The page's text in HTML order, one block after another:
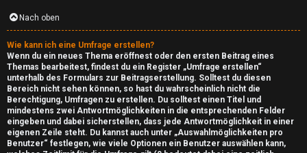
Nach oben
Wie kann ich eine Umfrage erstellen?
Wenn du ein neues Thema eröffnest oder den ersten Beitrag eines
Themas bearbeitest, findest du ein Register „Umfrage erstellen“
unterhalb des Formulars zur Beitragserstellung. Solltest du diesen
Bereich nicht sehen können, so hast du wahrscheinlich nicht die
Berechtigung, Umfragen zu erstellen. Du solltest einen Titel und
mindestens zwei Antwortmöglichkeiten in die entsprechenden Felder
eingeben und dabei sicherstellen, dass jede Antwortmöglichkeit in einer
eigenen Zeile steht. Du kannst auch unter „Auswahlmöglichkeiten pro
Benutzer“ festlegen, wie viele Optionen ein Benutzer auswählen kann,
↳
D
o
w
n